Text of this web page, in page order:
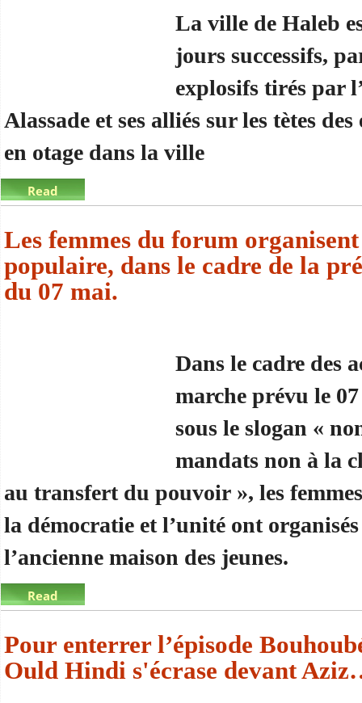
La ville de Haleb
jours successifs,
explosifs tirés par
Alassade et ses alliés sur les tètes
en otage dans la ville
Read
moreabout Tawassoul condamne énergiquement le
Les femmes du forum
populaire, dans le cadre de la
du 07 mai.
Dans le cadre des
marche prévu le
sous le slogan «
mandats non à la
au transfert du pouvoir », les
la démocratie et l’unité ont
l’ancienne maison des jeunes.
Read
more about Les femmes du forum organisent une
Pour enterrer l’épisode
Ould Hindi s'écrase devant